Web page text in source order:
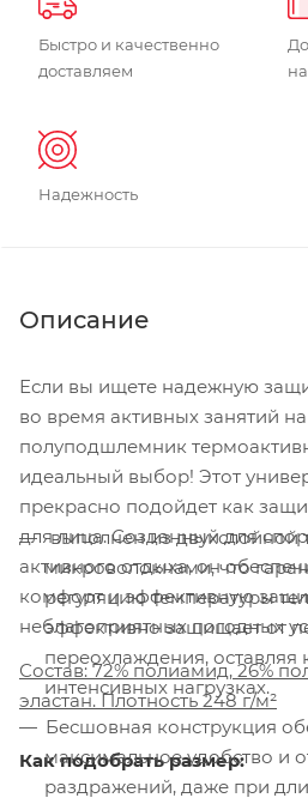
Быстро и качественно
доставляем
Надежность
Описание
Если вы ищете надежную
во время активных занятий
полуподшлемник
идеальный выбор! Этот
прекрасно подойдет как
для лица. Созданный для
активного отдыха, он
комфорт и эффективную
неблагоприятных погодных
выполнен из двухслойной
микроволокнами, что
регуляцию температуры
эффективно защищает от
переохлаждения, оставляя
интенсивных нагрузках.
Бесшовная конструкция
максимальное удобство и
раздражений, даже при
Состав: 72% полиамид, 26%
эластан. Плотность 248 г/м²
Как подобрать размер: